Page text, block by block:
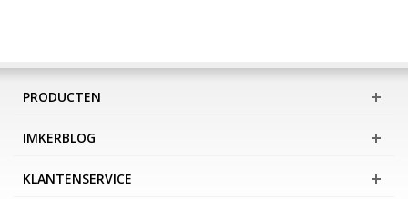
PRODUCTEN
IMKERBLOG
KLANTENSERVICE